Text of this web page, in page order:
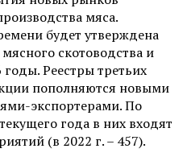
мяса.
будет утверждена
скотоводства и
Реестры третьих
пополняются новыми
экспортерами. По
года в них входят
(в 2022 г. – 457).